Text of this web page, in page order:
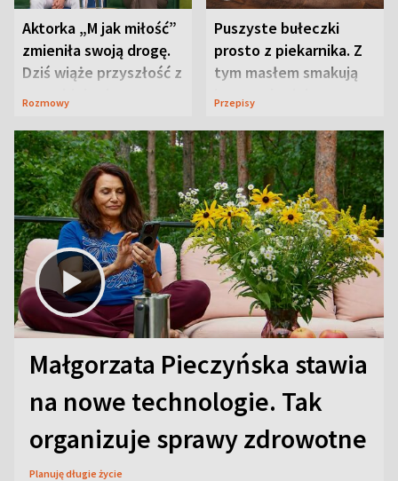
Aktorka „M jak miłość”
zmieniła swoją drogę.
Dziś wiąże przyszłość z
neurobiologią
Rozmowy
Puszyste bułeczki
prosto z piekarnika. Z
tym masłem smakują
jeszcze lepiej
Przepisy
Małgorzata Pieczyńska stawia
na nowe technologie. Tak
organizuje sprawy zdrowotne
Planuję długie życie